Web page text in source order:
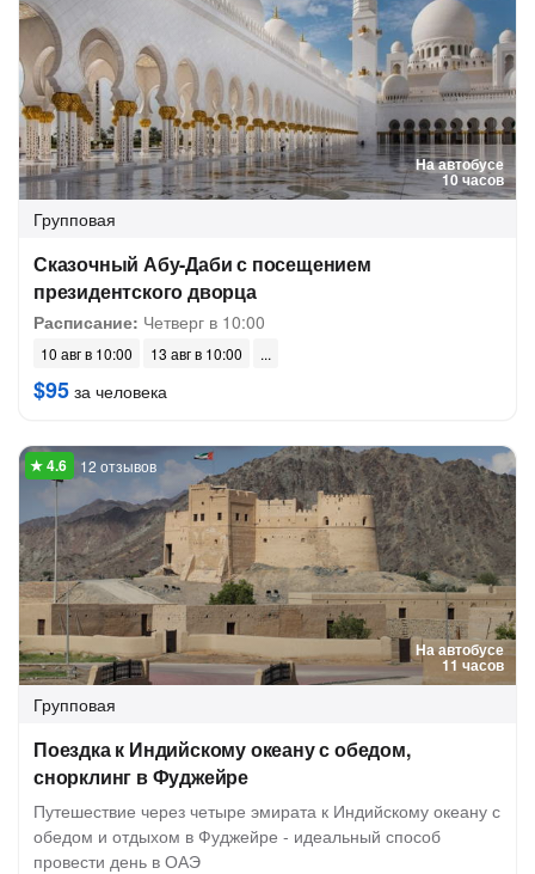
На автобусе
10 часов
Групповая
Сказочный Абу-Даби с посещением
президентского дворца
Расписание: Четверг в 10:00
10 авг в 10:00 13 авг в 10:00
$95 за человека
На автобусе
11 часов
12 отзывов
Групповая
Поездка к Индийскому океану с обедом,
снорклинг в Фуджейре
Путешествие через четыре эмирата к Индийскому океану с
обедом и отдыхом в Фуджейре - идеальный способ
провести день в ОАЭ